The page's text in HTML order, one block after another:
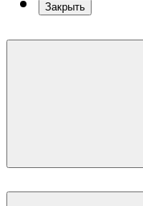
Закрыть